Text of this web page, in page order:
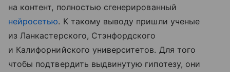
на контент, полностью сгенерированный
нейросетью. К такому выводу пришли ученые
из Ланкастерского, Стэнфордского
и Калифорнийского университетов. Для того
чтобы подтвердить выдвинутую гипотезу, они